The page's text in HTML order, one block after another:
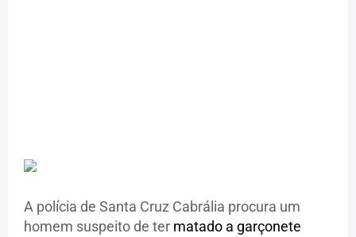
A polícia de Santa Cruz Cabrália procura um
homem suspeito de ter matado a garçonete